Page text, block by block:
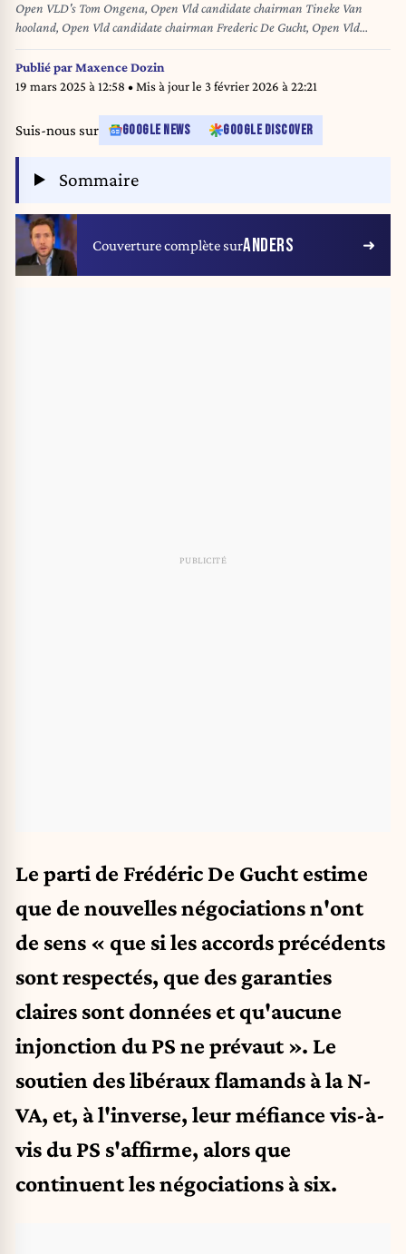
Open VLD's Tom Ongena, Open Vld candidate chairman Tineke Van
hooland, Open Vld candidate chairman Frederic De Gucht, Open Vld
candidate chairman Stefaan Nuytten and Open Vld candidate chairman
Maurits Vande Reyde pictured during the announcement of the results of
the chairman elections of Flemish liberal party Open Vld, in Brussels,
votes, a second round is organised between the two best scoring candidates.
BELGA PHOTO NICOLAS MAETERLINCK
Publié parMaxence Dozin
19 mars 2025 à 12:58 • Mis à jour le 3 février 2026 à 22:21
Suis-nous sur GOOGLE NEWS GOOGLE DISCOVER
Sommaire
Couverture complète surANDERS
Le parti de Frédéric De Gucht estime
que de nouvelles négociations n'ont
de sens « que si les accords précédents
sont respectés, que des garanties
claires sont données et qu'aucune
injonction du PS ne prévaut ». Le
soutien des libéraux flamands à la N-
VA, et, à l'inverse, leur méfiance vis-à-
vis du PS s'affirme, alors que
continuent les négociations à six.